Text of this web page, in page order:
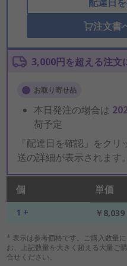
注文書
3,000円を超える注文
お取り寄せ品
本日発注の場合は
荷予定
「配達日を確認」をク
送の詳細が表示されます。
個 単価
1 + ￥8,039
* 表示は参考価格です。ご購入数量
お、上記数量を大きく超える大量ご
合せください。